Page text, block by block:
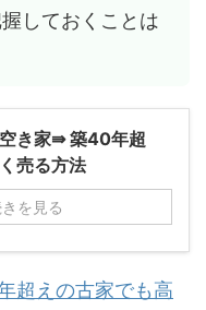
しておくことは
き家⇛ 築40年超
売る方法
を見る
超えの古家でも高